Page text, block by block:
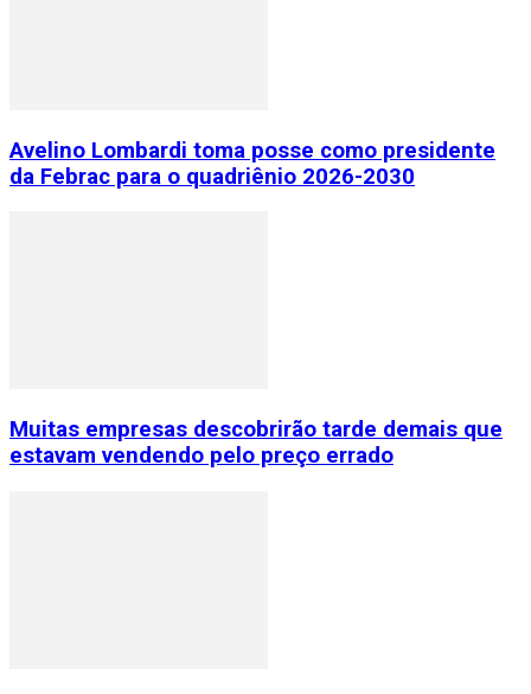
Avelino Lombardi toma posse como presidente
da Febrac para o quadriênio 2026-2030
Muitas empresas descobrirão tarde demais que
estavam vendendo pelo preço errado